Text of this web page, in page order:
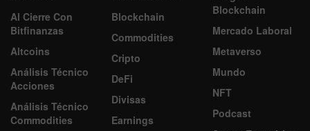
Al Cierre Con
Bitfinanzas
Altcoins
Análisis Técnico
Acciones
Análisis Técnico
Commodities
Blockchain
Commodities
Cripto
DeFi
Divisas
Earnings
Blockchain
Mercado Laboral
Metaverso
Mundo
NFT
Podcast